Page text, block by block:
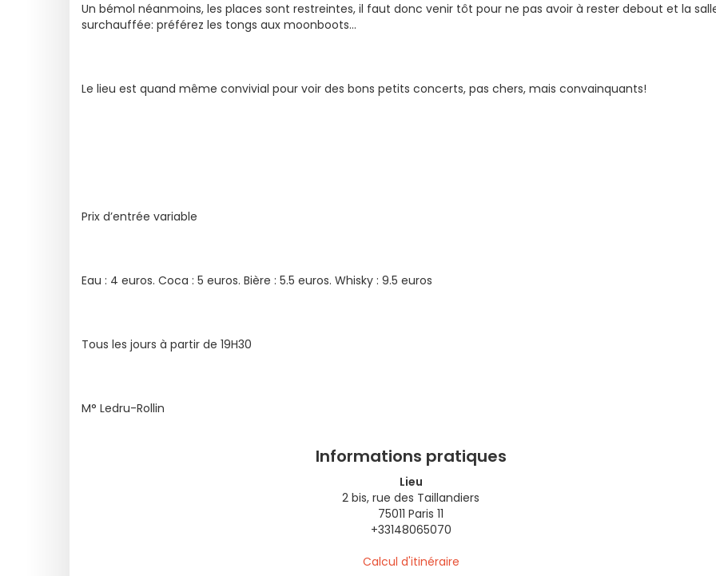
Un bémol néanmoins, les places sont restreintes, il faut donc venir tôt pour ne pas avoir à rester debout et la
surchauffée: préférez les tongs aux moonboots...
Le lieu est quand même convivial pour voir des bons petits concerts, pas chers, mais convainquants!
Prix d’entrée variable
Eau : 4 euros. Coca : 5 euros. Bière : 5.5 euros. Whisky : 9.5 euros
Tous les jours à partir de 19H30
M° Ledru-Rollin
Informations pratiques
Lieu
2 bis, rue des Taillandiers
75011 Paris 11
+33148065070
Calcul d'itinéraire